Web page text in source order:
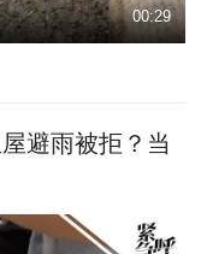
00:29
避雨被拒？当